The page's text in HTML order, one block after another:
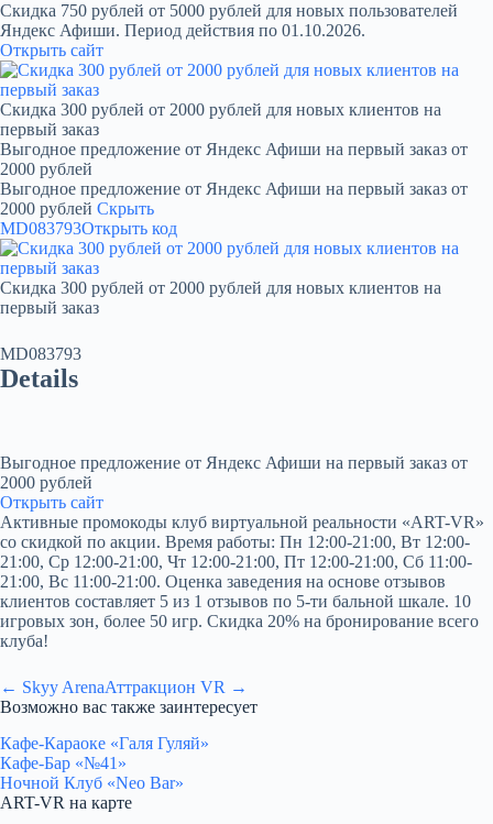
Скидка 750 рублей от 5000 рублей для новых пользователей
Яндекс Афиши. Период действия по 01.10.2026.
Открыть сайт
Скидка 300 рублей от 2000 рублей для новых клиентов на
первый заказ
Выгодное предложение от Яндекс Афиши на первый заказ от
2000 рублей
Выгодное предложение от Яндекс Афиши на первый заказ от
2000 рублей Скрыть
MD083793Открыть код
Скидка 300 рублей от 2000 рублей для новых клиентов на
первый заказ
MD083793
Details
Выгодное предложение от Яндекс Афиши на первый заказ от
2000 рублей
Открыть сайт
Активные промокоды клуб виртуальной реальности «ART-VR»
со скидкой по акции. Время работы: Пн 12:00-21:00, Вт 12:00-
21:00, Ср 12:00-21:00, Чт 12:00-21:00, Пт 12:00-21:00, Сб 11:00-
21:00, Вс 11:00-21:00. Оценка заведения на основе отзывов
клиентов составляет 5 из 1 отзывов по 5-ти бальной шкале. 10
игровых зон, более 50 игр. Скидка 20% на бронирование всего
клуба!
← Skyy ArenaАттракцион VR →
Возможно вас также заинтересует
Кафе-Караоке «Галя Гуляй»
Кафе-Бар «№41»
Ночной Клуб «Neo Bar»
ART-VR на карте